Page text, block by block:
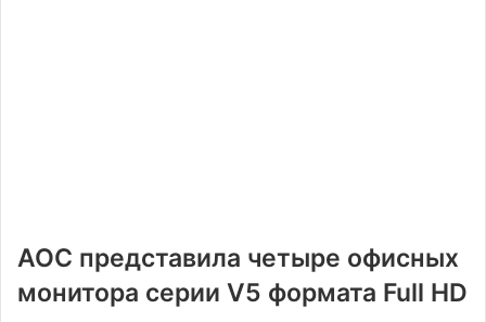
AOC представила четыре офисных
монитора серии V5 формата Full HD